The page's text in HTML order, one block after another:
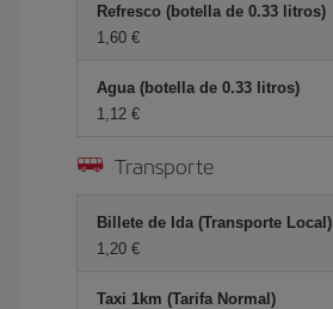
Refresco (botella de 0.33 litros)
1,60 €
Agua (botella de 0.33 litros)
1,12 €
Transporte
Billete de Ida (Transporte Local)
1,20 €
Taxi 1km (Tarifa Normal)